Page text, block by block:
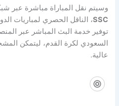
وسيتم نقل المباراة مباشرة عبر
SSC، الناقل الحصري لمباريات
توفير خدمة البث المباشر عبر
السعودي لكرة القدم، ليتمكن
عالية.